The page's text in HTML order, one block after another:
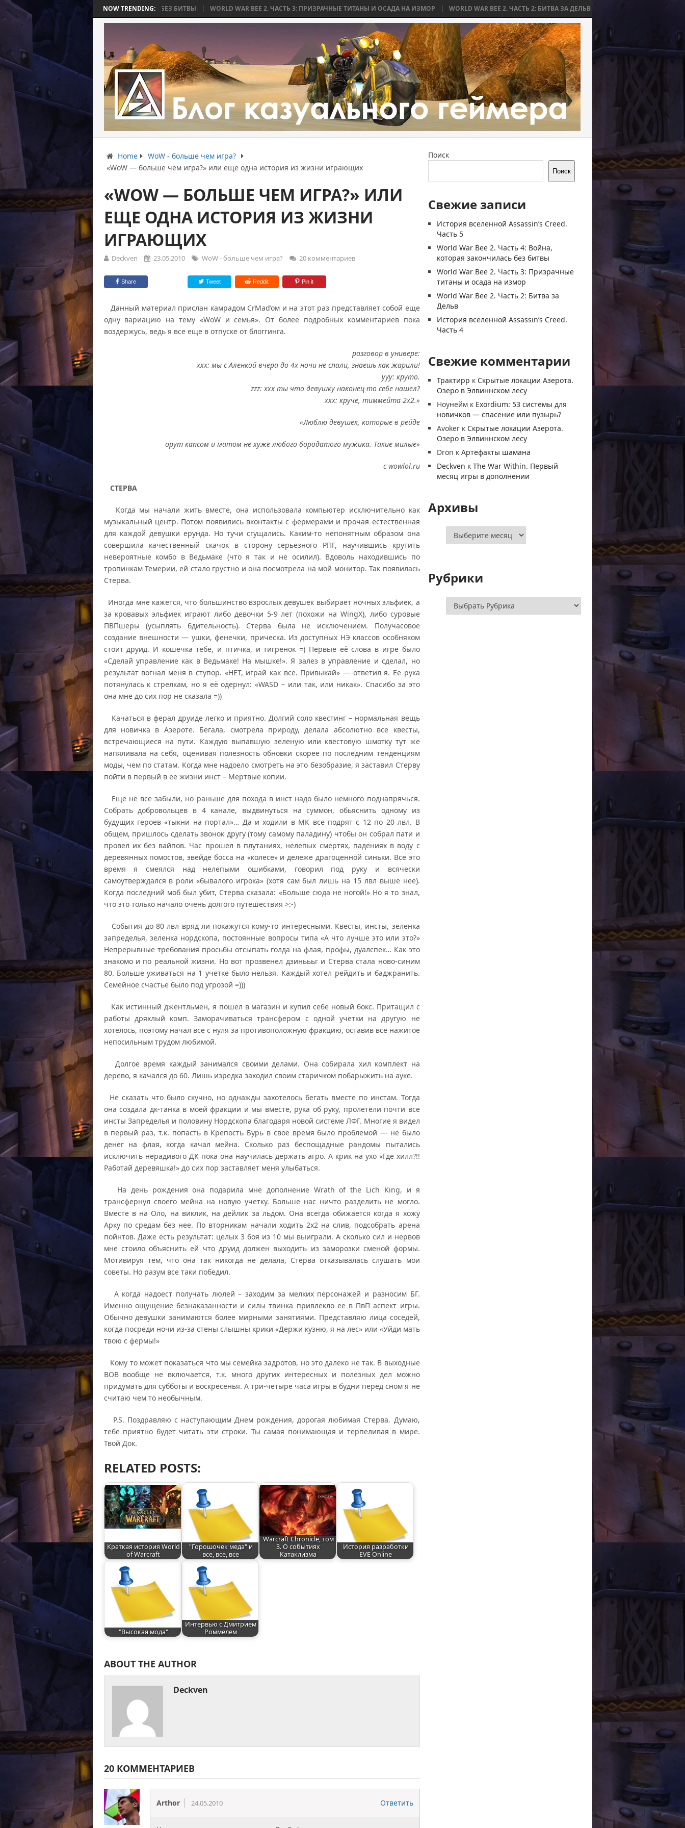
NOW TRENDING:
4: ВОЙНА, КОТОРАЯ ЗАКОНЧИЛАСЬ БЕЗ БИТВЫ WORLD WAR BEE 2. ЧАСТЬ 3: ПРИЗРАЧНЫЕ ТИТАНЫ И ОСАДА НА ИЗМОР WORLD WAR BEE 2. ЧАСТЬ 2: БИТВА ЗА ДЕЛЬВ WORLD WAR BEE 2. ЧАСТЬ 1:
Home
WoW - больше чем игра?
«WoW — больше чем игра?» или еще одна история из жизни играющих
«WOW — БОЛЬШЕ ЧЕМ ИГРА?» ИЛИ
ЕЩЕ ОДНА ИСТОРИЯ ИЗ ЖИЗНИ
ИГРАЮЩИХ
Deckven 23.05.2010 WoW - больше чем игра? 20 комментариев
Share Tweet Reddit Pin it
Данный материал прислан камрадом CrMad’oм и на этот раз представляет собой еще
одну вариацию на тему «WoW и семья». От более подробных комментариев пока
воздержусь, ведь я все еще в отпуске от блоггинга.
разговор в универе:
xxx: мы с Аленкой вчера до 4х ночи не спали, знаешь как жарили!
yyy: круто.
zzz: ххх ты что девушку наконец-то себе нашел?
ххх: круче, тиммейта 2х2.»
«Люблю девушек, которые в рейде
орут капсом и матом не хужелюбого бородатого мужика. Такие милые»
с wowlol.ru
СТЕРВА
Когда мы начали жить вместе, она использовала компьютер исключительно как
музыкальный центр. Потом появились вконтакты с фермерами и прочая естественная
для каждой девушки ерунда. Но тучи сгущались. Каким-то непонятным образом она
совершила качественный скачок в сторону серьезного РПГ, научившись крутить
невероятные комбо в Ведьмаке (что я так и не осилил). Вдоволь находившись по
тропинкам Темерии, ей стало грустно и она посмотрела на мой монитор. Так появилась
Стерва.
Иногда мне кажется, что большинство взрослых девушек выбирает ночных эльфиек, а
за кровавых эльфиек играют либо девочки 5-9 лет (похожи на WingX), либо суровые
ПВПшеры (усыплять бдительность). Стерва была не исключением. Получасовое
создание внешности — ушки, фенечки, прическа. Из доступных НЭ классов особняком
стоит друид. И кошечка тебе, и птичка, и тигренок =) Первые её слова в игре было
«Сделай управление как в Ведьмаке! На мышке!». Я залез в управление и сделал, но
результат вогнал меня в ступор. «НЕТ, играй как все. Привыкай» — ответил я. Ее рука
потянулась к стрелкам, но я её одернул: «WASD – или так, или никак». Спасибо за это
она мне до сих пор не сказала =))
Качаться в ферал друиде легко и приятно. Долгий соло квестинг – нормальная вещь
для новичка в Азероте. Бегала, смотрела природу, делала абсолютно все квесты,
встречающиеся на пути. Каждую выпавшую зеленую или квестовую шмотку тут же
напяливала на себя, оценивая полезность обновки скорее по последним тенденциям
моды, чем по статам. Когда мне надоело смотреть на это безобразие, я заставил Стерву
пойти в первый в ее жизни инст – Мертвые копии.
Еще не все забыли, но раньше для похода в инст надо было немного поднапрячься.
Собрать добровольцев в 4 канале, выдвинуться на суммон, обьяснить одному из
будущих героев «тыкни на портал»… Да и ходили в МК все подрят с 12 по 20 лвл. В
общем, пришлось сделать звонок другу (тому самому паладину) чтобы он собрал пати и
провел их без вайпов. Час прошел в плутаниях, нелепых смертях, падениях в воду с
деревянных помостов, эвейде босса на «колесе» и дележе драгоценной синьки. Все это
время я смеялся над нелепыми ошибками, говорил под руку и всячески
самоутверждался в роли «бывалого игрока» (хотя сам был лишь на 15 лвл выше неё).
Когда последний моб был убит, Стерва сказала: «Больше сюда не ногой!» Но я то знал,
что это только начало очень долгого путешествия >:-)
События до 80 лвл вряд ли покажутся кому-то интересными. Квесты, инсты, зеленка
запределья, зеленка нордскопа, постоянные вопросы типа «А что лучше это или это?»
Непрерывныетребованияпросьбы отсыпать голда на флая, профы, дуалспек… Как это
знакомо и по реальной жизни. Но вот прозвенел дзиньььг и Стерва стала ново-синим
80. Больше уживаться на 1 учетке было нельзя. Каждый хотел рейдить и баджранить.
Семейное счастье было под угрозой =)))
Как истинный джентльмен, я пошел в магазин и купил себе новый бокс. Притащил с
работы дряхлый комп. Заморачиваться трансфером с одной учетки на другую не
хотелось, поэтому начал все с нуля за противоположную фракцию, оставив все нажитое
непосильным трудом любимой.
Долгое время каждый занимался своими делами. Она собирала хил комплект на
дерево, я качался до 60. Лишь изредка заходил своим старичком побарыжить на ауке.
Не сказать что было скучно, но однажды захотелось бегать вместе по инстам. Тогда
она создала дк-танка в моей фракции и мы вместе, рука об руку, пролетели почти все
инсты Запределья и половину Нордскопа благодаря новой системе ЛФГ. Многие я видел
в первый раз, т.к. попасть в Крепость Бурь в свое время было проблемой — не было
денег на флая, когда качал мейна. Сколько раз беспощадные рандомы пытались
исключить нерадивого ДК пока она научилась держать агро. А крик на ухо «Где хилл?!!
Работай деревяшка!» до сих пор заставляет меня улыбаться.
На день рождения она подарила мне дополнение Wrath of the Lich King, и я
трансфернул своего мейна на новую учетку. Больше нас ничто разделить не могло.
Вместе в на Оло, на виклик, на дейлик за льдом. Она всегда обижается когда я хожу
Арку по средам без нее. По вторникам начали ходить 2х2 на слив, подсобрать арена
пойнтов. Даже есть результат: целых 3 боя из 10 мы выиграли. А сколько сил и нервов
мне стоило объяснить ей что друид должен выходить из заморозки сменой формы.
Мотивируя тем, что она так никогда не делала, Стерва отказывалась слушать мои
советы. Но разум все таки победил.
А когда надоест получать люлей – заходим за мелких персонажей и разносим БГ.
Именно ощущение безнаказанности и силы твинка привлекло ее в ПвП аспект игры.
Обычно девушки занимаются более мирными занятиями. Представляю лица соседей,
когда посреди ночи из-за стены слышны крики «Держи кузню, я на лес» или «Уйди мать
твою с фермы!»
Кому то может показаться что мы семейка задротов, но это далеко не так. В выходные
ВОВ вообще не включается, т.к. много других интересных и полезных дел можно
придумать для субботы и воскресенья. А три-четыре часа игры в будни перед сном я не
считаю чем то необычным.
P.S. Поздравляю с наступающим Днем рождения, дорогая любимая Стерва. Думаю,
тебе приятно будет читать эти строки. Ты самая понимающая и терпеливая в мире.
Твой Док.
RELATED POSTS:
Краткая история World
of Warcraft
"Горошочек меда" и
все, все, все
Warcraft Chronicle, том
3. О событиях
Катаклизма
История разработки
EVE Online
"Высокая мода"
Интервью с Дмитрием
Роммелем
ABOUT THE AUTHOR
Deckven
20 КОММЕНТАРИЕВ
Arthor 24.05.2010 Ответить
Поиск
Поиск
Свежие записи
История вселенной Assassin’s Creed.
Часть 5
World War Bee 2. Часть 4: Война,
которая закончилась без битвы
World War Bee 2. Часть 3: Призрачные
титаны и осада на измор
World War Bee 2. Часть 2: Битва за
Дельв
История вселенной Assassin’s Creed.
Часть 4
Свежие комментарии
Трактирр к Скрытые локации Азерота.
Озеро в Элвиннском лесу
Ноунейм к Exordium: 53 системы для
новичков — спасение или пузырь?
Avoker к Скрытые локации Азерота.
Озеро в Элвиннском лесу
Dron кАртефакты шамана
Deckven кThe War Within. Первый
месяц игры в дополнении
Архивы
Архивы
Рубрики
Рубрики